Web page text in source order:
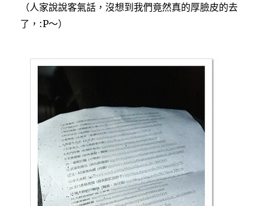
（人家說說客氣話，沒想到我們竟然真的厚臉皮的去
了，:P～）